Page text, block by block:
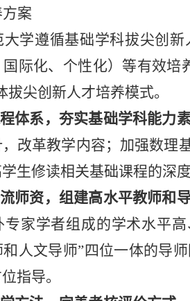
案
大学遵循基础学科拔尖创
际化、个性化）等有效
拔尖创新人才培养模式。
体系，夯实基础学科能力
改革教学内容；加强数理
生修读相关基础课程的深
师资，组建高水平教师和
专家学者组成的学术水平
人文导师”四位一体的导
指导。